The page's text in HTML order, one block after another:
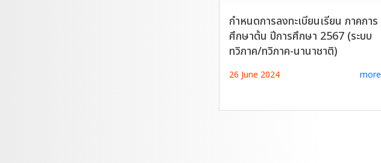
กำหนดการลงทะเบียนเรียน ภาคการ
ศึกษาต้น ปีการศึกษา 2567 (ระบบ
ทวิภาค/ทวิภาค-นานาชาติ)
26 June 2024 more